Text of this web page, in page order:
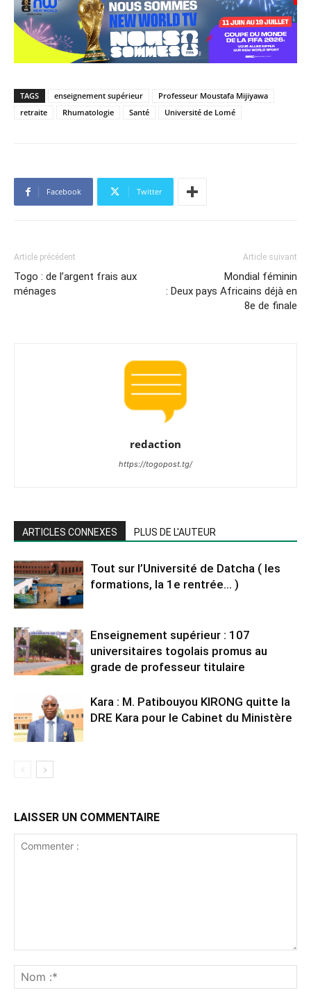
TAGS enseignement supérieur
Professeur Moustafa Mijiyawa
retraite
Rhumatologie Santé Université de Lomé
Facebook Twitter
Article précédent
Togo : de l’argent frais aux
ménages
Article suivant
Mondial féminin
: Deux pays Africains déjà en
8e de finale
redaction
https://togopost.tg/
ARTICLES CONNEXES PLUS DE L'AUTEUR
Tout sur l’Université de Datcha ( les
formations, la 1e rentrée… )
Enseignement supérieur : 107
universitaires togolais promus au
grade de professeur titulaire
Kara : M. Patibouyou KIRONG quitte la
DRE Kara pour le Cabinet du Ministère
LAISSER UN COMMENTAIRE